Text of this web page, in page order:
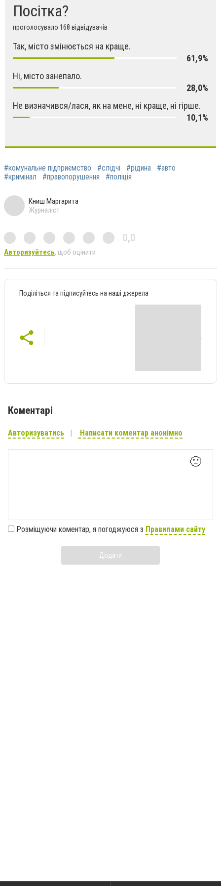
Посітка?
проголосувало 168 відвідувачів
Так, місто змінюється на краще.
61,9%
Ні, місто занепало.
28,0%
Не визначився/лася, як на мене, ні краще, ні гірше.
10,1%
#комунальне підприємство #слідчі #рідина
#авто
#кримінал
#правопорушення #поліція
Книш Маргарита
Журналіст
0,0
Авторизуйтесь, щоб оцінити
Поділіться та підписуйтесь на наші джерела
Коментарі
Авторизуватись Написати коментар анонімно
🙂
Розміщуючи коментар, я погоджуюся з Правилами сайту
Додати